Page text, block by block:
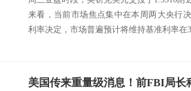
来看，当前市场焦点集中在本周两大央行
利率决定，市场普遍预计将维持基准利率在